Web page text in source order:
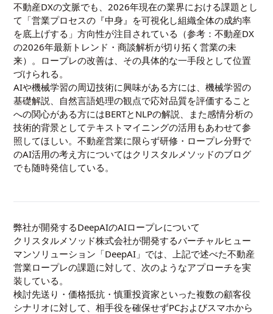
不動産DXの文脈でも、2026年現在の業界における課題とし
て「営業プロセスの『中身』を可視化し組織全体の成約率
を底上げする」方向性が注目されている（参考：不動産DX
の2026年最新トレンド・商談解析が切り拓く営業の未
来）。ロープレの改善は、その具体的な一手段として位置
づけられる。
AIや機械学習の周辺技術に興味がある方には、機械学習の
基礎解説、自然言語処理の観点で応対品質を評価すること
への関心がある方にはBERTとNLPの解説、また感情分析の
技術的背景としてテキストマイニングの活用もあわせて参
照してほしい。不動産営業に限らず研修・ロープレ分野で
のAI活用の考え方についてはクリスタルメソッドのブログ
でも随時発信している。
弊社が開発するDeepAIのAIロープレについて
クリスタルメソッド株式会社が開発するバーチャルヒュー
マンソリューション「DeepAI」では、上記で述べた不動産
営業ロープレの課題に対して、次のようなアプローチを実
装している。
検討先送り・価格抵抗・慎重投資家といった複数の顧客役
シナリオに対して、相手役を確保せずPCおよびスマホから